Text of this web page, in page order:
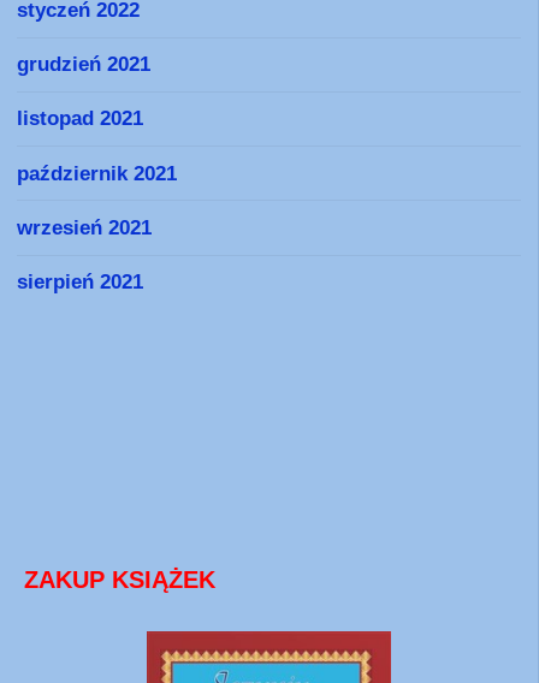
styczeń 2022
grudzień 2021
listopad 2021
październik 2021
wrzesień 2021
sierpień 2021
ZAKUP KSIĄŻEK